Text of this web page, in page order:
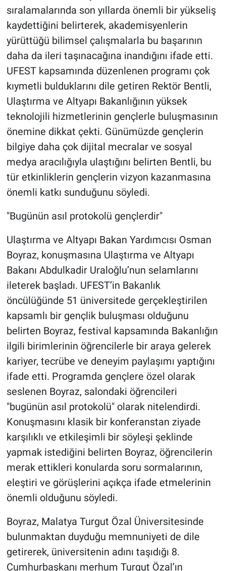
sıralamalarında son yıllarda önemli bir yükseliş
kaydettiğini belirterek, akademisyenlerin
yürüttüğü bilimsel çalışmalarla bu başarının
daha da ileri taşınacağına inandığını ifade etti.
UFEST kapsamında düzenlenen programı çok
kıymetli bulduklarını dile getiren Rektör Bentli,
Ulaştırma ve Altyapı Bakanlığının yüksek
teknolojili hizmetlerinin gençlerle buluşmasının
önemine dikkat çekti. Günümüzde gençlerin
bilgiye daha çok dijital mecralar ve sosyal
medya aracılığıyla ulaştığını belirten Bentli, bu
tür etkinliklerin gençlerin vizyon kazanmasına
önemli katkı sunduğunu söyledi.
"Bugünün asıl protokolü gençlerdir"
Ulaştırma ve Altyapı Bakan Yardımcısı Osman
Boyraz, konuşmasına Ulaştırma ve Altyapı
Bakanı Abdulkadir Uraloğlu’nun selamlarını
ileterek başladı. UFEST’in Bakanlık
öncülüğünde 51 üniversitede gerçekleştirilen
kapsamlı bir gençlik buluşması olduğunu
belirten Boyraz, festival kapsamında Bakanlığın
ilgili birimlerinin öğrencilerle bir araya gelerek
kariyer, tecrübe ve deneyim paylaşımı yaptığını
ifade etti. Programda gençlere özel olarak
seslenen Boyraz, salondaki öğrencileri
"bugünün asıl protokolü" olarak nitelendirdi.
Konuşmasını klasik bir konferanstan ziyade
karşılıklı ve etkileşimli bir söyleşi şeklinde
yapmak istediğini belirten Boyraz, öğrencilerin
merak ettikleri konularda soru sormalarının,
eleştiri ve görüşlerini açıkça ifade etmelerinin
önemli olduğunu söyledi.
Boyraz, Malatya Turgut Özal Üniversitesinde
bulunmaktan duyduğu memnuniyeti de dile
getirerek, üniversitenin adını taşıdığı 8.
Cumhurbaşkanı merhum Turgut Özal’ın